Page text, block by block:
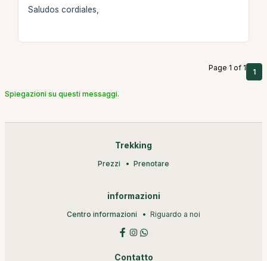
Saludos cordiales,
Page 1 of 1 1
Spiegazioni su questi messaggi.
Trekking
Prezzi Prenotare
informazioni
Centro informazioni Riguardo a noi
Contatto